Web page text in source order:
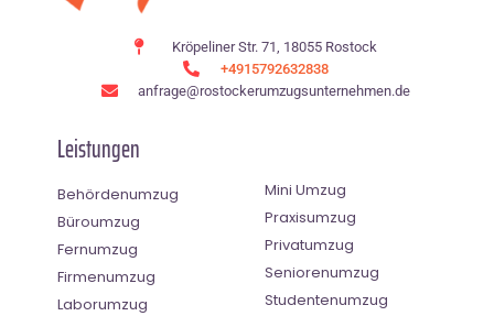
Kröpeliner Str. 71, 18055 Rostock
+4915792632838
anfrage@rostockerumzugsunternehmen.de
Leistungen
Behördenumzug
Büroumzug
Fernumzug
Firmenumzug
Laborumzug
Mini Umzug
Praxisumzug
Privatumzug
Seniorenumzug
Studentenumzug